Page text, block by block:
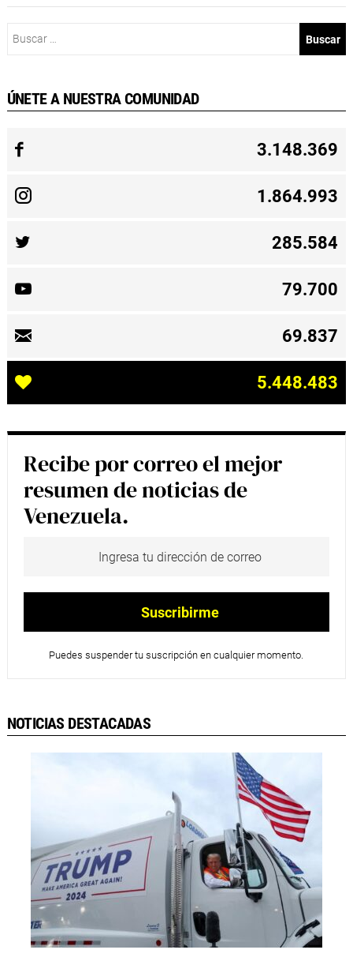
ÚNETE A NUESTRA COMUNIDAD
3.148.369
1.864.993
285.584
79.700
69.837
5.448.483
Recibe por correo el mejor
resumen de noticias de
Venezuela.
Puedes suspender tu suscripción en cualquier momento.
NOTICIAS DESTACADAS